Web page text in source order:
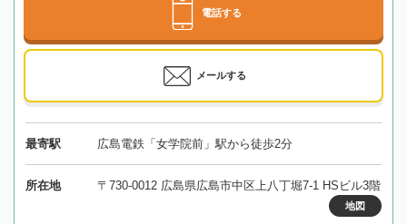
電話する
メールする
最寄駅 広島電鉄「女学院前」駅から徒歩2分
所在地 〒730-0012 広島県広島市中区上八丁堀7-1 HSビル3階
地図